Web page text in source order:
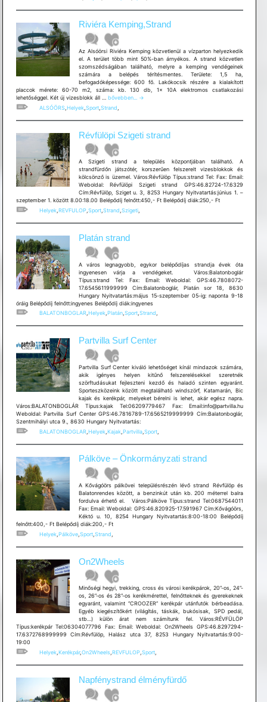
Riviéra Kemping,Strand
Az Alsóörsi Riviéra Kemping közvetlenül a vízparton helyezkedik
el. A terület több mint 50%-ban árnyékos. A strand közvetlen
szomszédságában található, melyre a kemping vendégeinek
számára a belépés térítésmentes. Területe: 1,5 ha,
befogadóképessége: 600 fő. Lakókocsik részére a kialakított
placcok mérete: 60-70 m2, száma: kb. 130 db, 1x 10A elektromos csatlakozási
lehetőséggel. Két új vizesblokk áll … Riviéra
Kemping,Strand
bővebben...
→
ALSÓÖRS, Helyek, Sport, Strand
Révfülöpi Szigeti strand
A Szigeti strand a település központjában található. A
strandfürdőn játszótér, korszerűen felszerelt vizesblokkok és
kölcsönző is üzemel. Város:Révfülöp Típus:strand Tel: Fax: Email:
Weboldal: Révfülöpi Szigeti strand GPS:46.82724-17.6329
Cím:Révfülöp, Sziget u. 3, 8253 Hungary Nyitvatartás:június 1. –
szeptember 1. között 8.00:18.00 Belépődíj felnőtt:450,- Ft Belépődíj diák:250,- Ft
Helyek, REVFULOP, Sport, Strand Szigeti,
Platán strand
A város legnagyobb, egykor belépődíjas strandja évek óta
ingyenesen várja a vendégeket. Város:Balatonboglár
Típus:strand Tel: Fax: Email: Weboldal: GPS:46.7808072-
17.6545611999999 Cím:Balatonboglár, Platán sor 18, 8630
Hungary Nyitvatartás:május 15-szeptember 05-ig: naponta 9-18
óráig Belépődíj felnőtt:ingyenes Belépődíj diák:ingyenes
BALATONBOGLAR,Helyek,Platán,Sport,Strand,
Partvilla Surf Center
Partvilla Surf Center kiváló lehetőséget kínál mindazok számára,
akik igényes helyen kitűnő felszerelésekkel szeretnék
szörftudásukat fejleszteni kezdő és haladó szinten egyaránt.
Sporteszközeink között megtalálható windszörf, Katamarán, Bic
kajak és kerékpár, melyeket bérelni is lehet, akár egész napra.
Város:BALATONBOGLÁR Típus:kajak Tel:06209779467 Fax: Email:info@partvilla.hu
Weboldal: Partvilla Surf Center GPS:46.7816789-17.6565219999999 Cím:Balatonboglár,
Szentmihályi utca 9., 8630 Hungary Nyitvatartás:
BALATONBOGLAR, Helyek, Kajak, Partvilla, Sport,
Pálköve – Önkormányzati strand
A Kővágóörs pálkövei településrészén lévő strand Révfülöp és
Balatonrendes között, a benzinkút után kb. 200 méterrel balra
fordulva érhető el. Város:Pálköve Típus:strand Tel:0687544011
Fax: Email: Weboldal: GPS:46.820925-17.591967 Cím:Kővágóörs,
Kéktó u. 10, 8254 Hungary Nyitvatartás:8:00-18:00 Belépődíj
felnőtt:400,- Ft Belépődíj diák:200,- Ft
Helyek, Pálköve, Sport, Strand
On2Wheels
Minőségi hegyi, trekking, cross és városi kerékpárok, 20”-os, 24”-
os, 26”-os és 28”-os kerékmérettel, felnőtteknek és gyerekeknek
egyaránt, valamint ”CROOZER” kerékpár utánfutók bérbeadása.
Egyéb kiegészítőkért (világítás, táskák, bukósisak, SPD pedál,
stb…) külön árat nem számítunk fel. Város:RÉVFÜLÖP
Típus:kerékpár Tel:06304077796 Fax: Email: Weboldal: On2Wheels GPS:46.8297294-
17.6372768999999 Cím:Révfülöp, Halász utca 37, 8253 Hungary Nyitvatartás:9:00-
19:00
Helyek, Kerékpár,On2Wheels, REVFULOP, Sport,
Napfénystrand élményfürdő